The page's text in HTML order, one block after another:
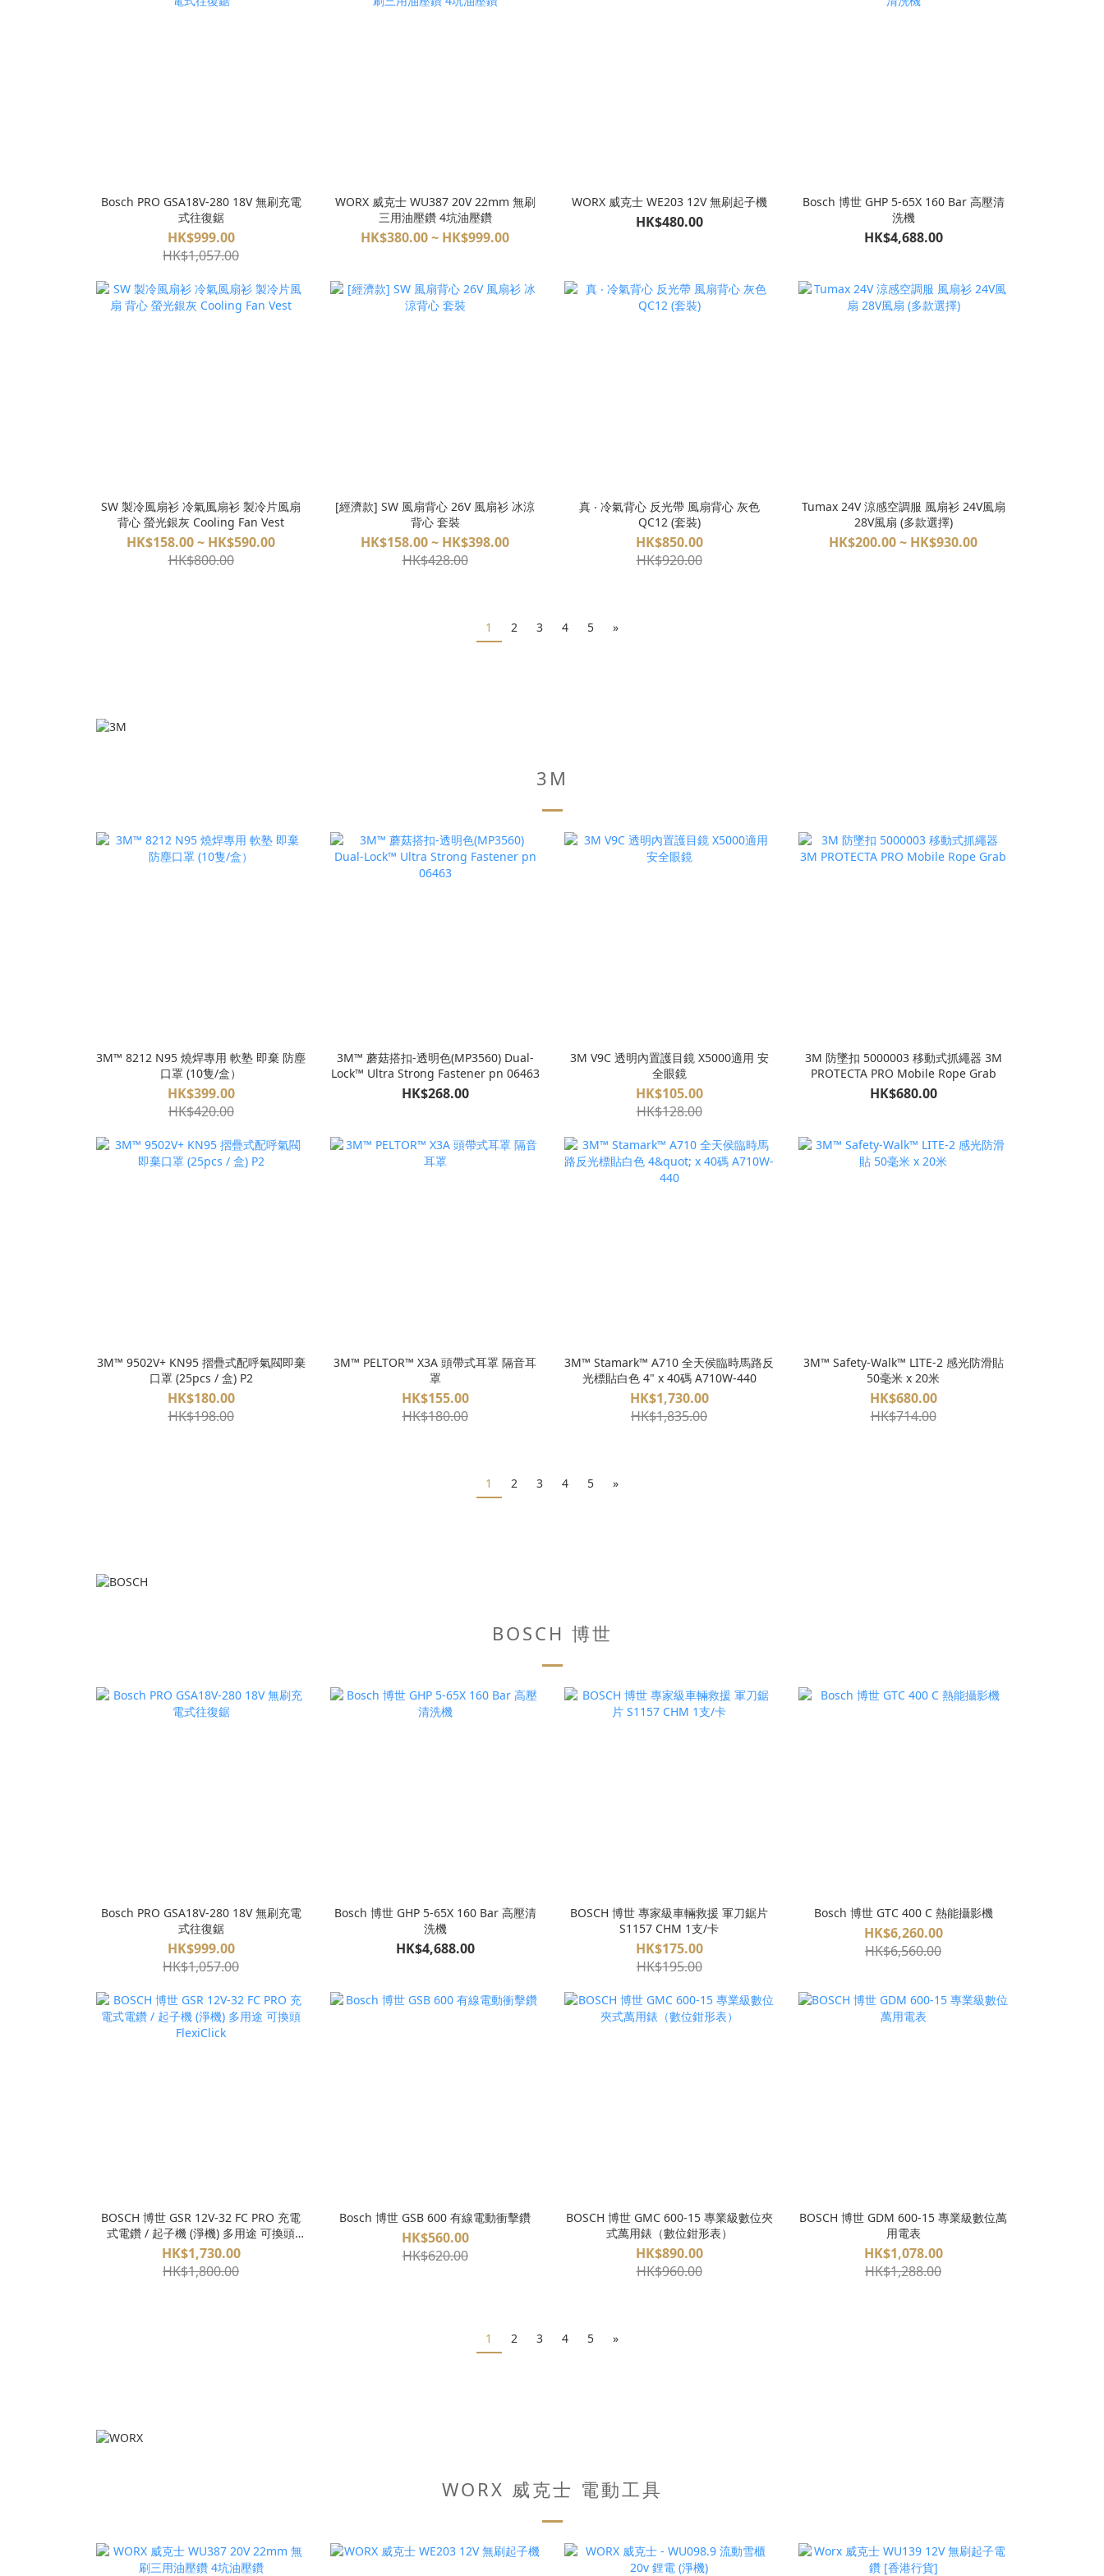
Bosch PRO GSA18V-280 18V 無刷充電
式往復鋸
HK$999.00
HK$1,057.00
WORX 威克士 WU387 20V 22mm 無刷
三用油壓鑽 4坑油壓鑽
HK$380.00 ~ HK$999.00
WORX 威克士 WE203 12V 無刷起子機
HK$480.00
Bosch 博世 GHP 5-65X 160 Bar 高壓清
洗機
HK$4,688.00
SW 製冷風扇衫 冷氣風扇衫 製冷片風扇
背心 螢光銀灰 Cooling Fan Vest
HK$158.00 ~ HK$590.00
HK$800.00
[經濟款] SW 風扇背心 26V 風扇衫 冰涼
背心 套裝
HK$158.00 ~ HK$398.00
HK$428.00
真 ‧ 冷氣背心 反光帶 風扇背心 灰色
QC12 (套裝)
HK$850.00
HK$920.00
Tumax 24V 涼感空調服 風扇衫 24V風扇
28V風扇 (多款選擇)
HK$200.00 ~ HK$930.00
1 2 3 4 5 »
3M
3M™ 8212 N95 燒焊專用 軟塾 即棄 防塵
口罩 (10隻/盒）
HK$399.00
HK$420.00
3M™ 蘑菇搭扣-透明色(MP3560) Dual-
Lock™ Ultra Strong Fastener pn 06463
HK$268.00
3M V9C 透明內置護目鏡 X5000適用 安
全眼鏡
HK$105.00
HK$128.00
3M 防墜扣 5000003 移動式抓繩器 3M
PROTECTA PRO Mobile Rope Grab
HK$680.00
3M™ 9502V+ KN95 摺疊式配呼氣閥即棄
口罩 (25pcs / 盒) P2
HK$180.00
HK$198.00
3M™ PELTOR™ X3A 頭帶式耳罩 隔音耳
罩
HK$155.00
HK$180.00
3M™ Stamark™ A710 全天侯臨時馬路反
光標貼白色 4" x 40碼 A710W-440
HK$1,730.00
HK$1,835.00
3M™ Safety-Walk™ LITE-2 感光防滑貼
50毫米 x 20米
HK$680.00
HK$714.00
1 2 3 4 5 »
BOSCH 博世
Bosch PRO GSA18V-280 18V 無刷充電
式往復鋸
HK$999.00
HK$1,057.00
Bosch 博世 GHP 5-65X 160 Bar 高壓清
洗機
HK$4,688.00
BOSCH 博世 專家級車輛救援 軍刀鋸片
S1157 CHM 1支/卡
HK$175.00
HK$195.00
Bosch 博世 GTC 400 C 熱能攝影機
HK$6,260.00
HK$6,560.00
BOSCH 博世 GSR 12V-32 FC PRO 充電
式電鑽 / 起子機 (淨機) 多用途 可換頭
FlexiClick
HK$1,730.00
HK$1,800.00
Bosch 博世 GSB 600 有線電動衝擊鑽
HK$560.00
HK$620.00
BOSCH 博世 GMC 600-15 專業級數位夾
式萬用錶（數位鉗形表）
HK$890.00
HK$960.00
BOSCH 博世 GDM 600-15 專業級數位萬
用電表
HK$1,078.00
HK$1,288.00
1 2 3 4 5 »
WORX 威克士 電動工具